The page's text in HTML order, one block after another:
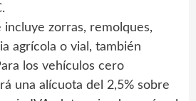
incluye zorras, remolques,
agrícola o vial, también
los vehículos cero
una alícuota del 2,5% sobre